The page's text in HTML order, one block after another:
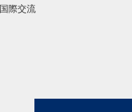
国際交流